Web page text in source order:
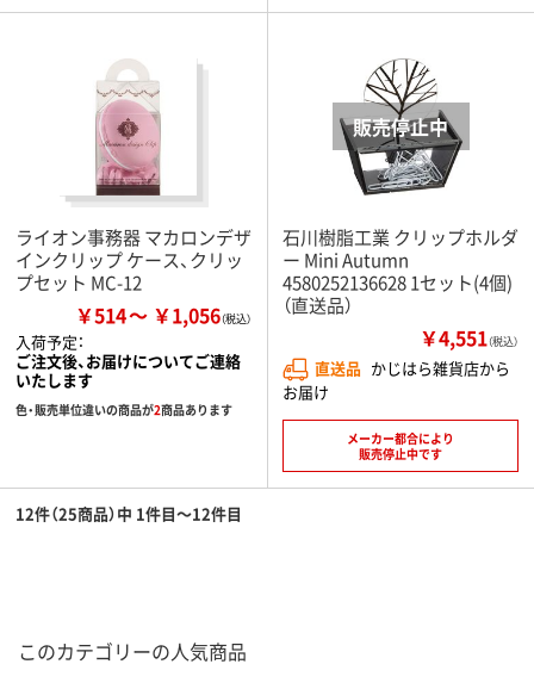
ライオン事務器 マカロンデザ
インクリップ ケース、クリッ
プセット MC-12
￥514 ￥1,056
入荷予定：
ご注文後、お届けについてご連絡
いたします
色・販売単位違いの商品が2商品あります
石川樹脂工業 クリップホルダ
ー Mini Autumn
4580252136628 1セット(4個)
（直送品）
￥4,551（税込）
直送品 かじはら雑貨店から
お届け
メーカー都合により
販売停止中です
12件（25商品）中 1件目～12件目
このカテゴリーの人気商品